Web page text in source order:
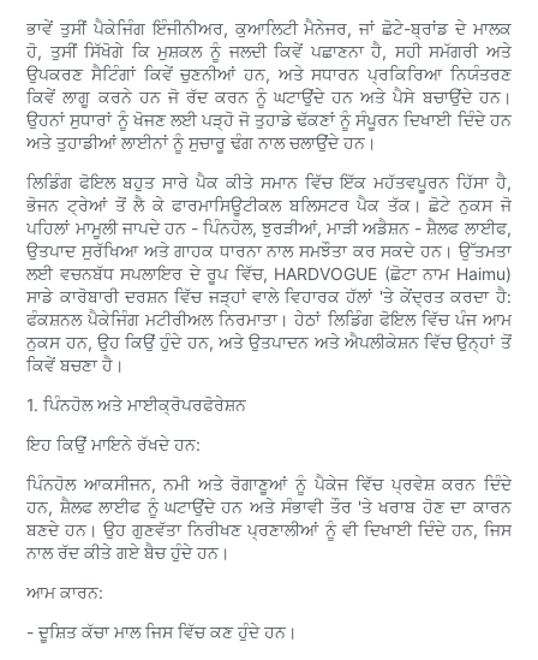
ਭਾਵੇਂ ਤੁਸੀਂ ਪੈਕੇਜਿੰਗ ਇੰਜੀਨੀਅਰ, ਕੁਆਲਿਟੀ ਮੈਨੇਜਰ, ਜਾਂ ਛੋਟੇ-ਬ੍ਰਾਂਡ ਦੇ ਮਾਲਕ
ਹੋ, ਤੁਸੀਂ ਸਿੱਖੋਗੇ ਕਿ ਮੁਸ਼ਕਲ ਨੂੰ ਜਲਦੀ ਕਿਵੇਂ ਪਛਾਣਨਾ ਹੈ, ਸਹੀ ਸਮੱਗਰੀ ਅਤੇ
ਉਪਕਰਣ ਸੈਟਿੰਗਾਂ ਕਿਵੇਂ ਚੁਣਨੀਆਂ ਹਨ, ਅਤੇ ਸਧਾਰਨ ਪ੍ਰਕਿਰਿਆ ਨਿਯੰਤਰਣ
ਕਿਵੇਂ ਲਾਗੂ ਕਰਨੇ ਹਨ ਜੋ ਰੱਦ ਕਰਨ ਨੂੰ ਘਟਾਉਂਦੇ ਹਨ ਅਤੇ ਪੈਸੇ ਬਚਾਉਂਦੇ ਹਨ।
ਉਹਨਾਂ ਸੁਧਾਰਾਂ ਨੂੰ ਖੋਜਣ ਲਈ ਪੜ੍ਹੋ ਜੋ ਤੁਹਾਡੇ ਢੱਕਣਾਂ ਨੂੰ ਸੰਪੂਰਨ ਦਿਖਾਈ ਦਿੰਦੇ ਹਨ
ਅਤੇ ਤੁਹਾਡੀਆਂ ਲਾਈਨਾਂ ਨੂੰ ਸੁਚਾਰੂ ਢੰਗ ਨਾਲ ਚਲਾਉਂਦੇ ਹਨ।
ਲਿਡਿੰਗ ਫੋਇਲ ਬਹੁਤ ਸਾਰੇ ਪੈਕ ਕੀਤੇ ਸਮਾਨ ਵਿੱਚ ਇੱਕ ਮਹੱਤਵਪੂਰਨ ਹਿੱਸਾ ਹੈ,
ਭੋਜਨ ਟ੍ਰੇਆਂ ਤੋਂ ਲੈ ਕੇ ਫਾਰਮਾਸਿਊਟੀਕਲ ਬਲਿਸਟਰ ਪੈਕ ਤੱਕ। ਛੋਟੇ ਨੁਕਸ ਜੋ
ਪਹਿਲਾਂ ਮਾਮੂਲੀ ਜਾਪਦੇ ਹਨ - ਪਿੰਨਹੋਲ, ਝੁਰੜੀਆਂ, ਮਾੜੀ ਅਡੈਸ਼ਨ - ਸ਼ੈਲਫ ਲਾਈਫ,
ਉਤਪਾਦ ਸੁਰੱਖਿਆ ਅਤੇ ਗਾਹਕ ਧਾਰਨਾ ਨਾਲ ਸਮਝੌਤਾ ਕਰ ਸਕਦੇ ਹਨ। ਉੱਤਮਤਾ
ਲਈ ਵਚਨਬੱਧ ਸਪਲਾਇਰ ਦੇ ਰੂਪ ਵਿੱਚ, HARDVOGUE (ਛੋਟਾ ਨਾਮ Haimu)
ਸਾਡੇ ਕਾਰੋਬਾਰੀ ਦਰਸ਼ਨ ਵਿੱਚ ਜੜ੍ਹਾਂ ਵਾਲੇ ਵਿਹਾਰਕ ਹੱਲਾਂ 'ਤੇ ਕੇਂਦ੍ਰਤ ਕਰਦਾ ਹੈ:
ਫੰਕਸ਼ਨਲ ਪੈਕੇਜਿੰਗ ਮਟੀਰੀਅਲ ਨਿਰਮਾਤਾ। ਹੇਠਾਂ ਲਿਡਿੰਗ ਫੋਇਲ ਵਿੱਚ ਪੰਜ ਆਮ
ਨੁਕਸ ਹਨ, ਉਹ ਕਿਉਂ ਹੁੰਦੇ ਹਨ, ਅਤੇ ਉਤਪਾਦਨ ਅਤੇ ਐਪਲੀਕੇਸ਼ਨ ਵਿੱਚ ਉਨ੍ਹਾਂ ਤੋਂ
ਕਿਵੇਂ ਬਚਣਾ ਹੈ।
1. ਪਿੰਨਹੋਲ ਅਤੇ ਮਾਈਕ੍ਰੋਪਰਫੋਰੇਸ਼ਨ
ਇਹ ਕਿਉਂ ਮਾਇਨੇ ਰੱਖਦੇ ਹਨ:
ਪਿੰਨਹੋਲ ਆਕਸੀਜਨ, ਨਮੀ ਅਤੇ ਰੋਗਾਣੂਆਂ ਨੂੰ ਪੈਕੇਜ ਵਿੱਚ ਪ੍ਰਵੇਸ਼ ਕਰਨ ਦਿੰਦੇ
ਹਨ, ਸ਼ੈਲਫ ਲਾਈਫ ਨੂੰ ਘਟਾਉਂਦੇ ਹਨ ਅਤੇ ਸੰਭਾਵੀ ਤੌਰ 'ਤੇ ਖਰਾਬ ਹੋਣ ਦਾ ਕਾਰਨ
ਬਣਦੇ ਹਨ। ਉਹ ਗੁਣਵੱਤਾ ਨਿਰੀਖਣ ਪ੍ਰਣਾਲੀਆਂ ਨੂੰ ਵੀ ਦਿਖਾਈ ਦਿੰਦੇ ਹਨ, ਜਿਸ
ਨਾਲ ਰੱਦ ਕੀਤੇ ਗਏ ਬੈਚ ਹੁੰਦੇ ਹਨ।
ਆਮ ਕਾਰਨ:
- ਦੂਸ਼ਿਤ ਕੱਚਾ ਮਾਲ ਜਿਸ ਵਿੱਚ ਕਣ ਹੁੰਦੇ ਹਨ।